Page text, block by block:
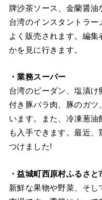
牌沙茶ソース、金蘭醤油
台湾のインスタントラ
よく販売されます。編
かを見に行きます。
・業務スーパー
台湾のピーダン、塩漬
付き豚バラ肉、豚のガ
います。また、冷凍葱
も入手できます。最近
つけました!
・益城町西原村ふるさと
新鮮な果物や野菜、そ